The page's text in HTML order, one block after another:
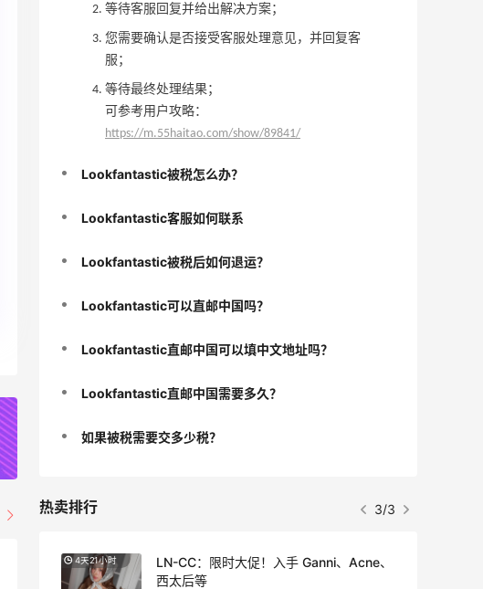
等待客服回复并给出解决方案；
您需要确认是否接受客服处理意见，并回复客
服；
等待最终处理结果；
可参考用户攻略：
https://m.55haitao.com/show/89841/
Lookfantastic被税怎么办？
Lookfantastic客服如何联系
Lookfantastic被税后如何退运？
Lookfantastic可以直邮中国吗？
Lookfantastic直邮中国可以填中文地址吗？
Lookfantastic直邮中国需要多久？
如果被税需要交多少税？
热卖排行 3/3
4天21小时
LN-CC：限时大促！入手 Ganni、Acne、
西太后等